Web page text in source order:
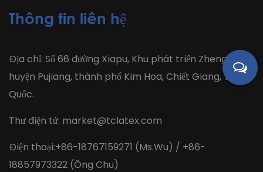
Thông tin liên hệ
Địa chỉ: Số 66 đường Xiapu, Khu phát triển Zhengjiawu,
huyện Pujiang, thành phố Kim Hoa, Chiết Giang, Trung
Quốc.
Thư điện tử: market@tclatex.com
Điện thoại:+86-18767159271 (Ms.Wu) / +86-
18857973322 (Ông Chu)